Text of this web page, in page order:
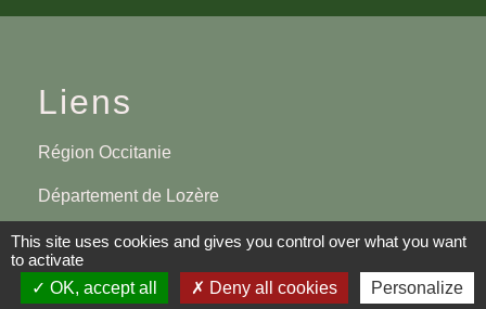
Liens
Région Occitanie
Département de Lozère
Préfecture de Lozère
Mentions légales - Politique de confidentialité -
This site uses cookies and gives you control over what you want
to activate
OK, accept all
Deny all cookies Personalize